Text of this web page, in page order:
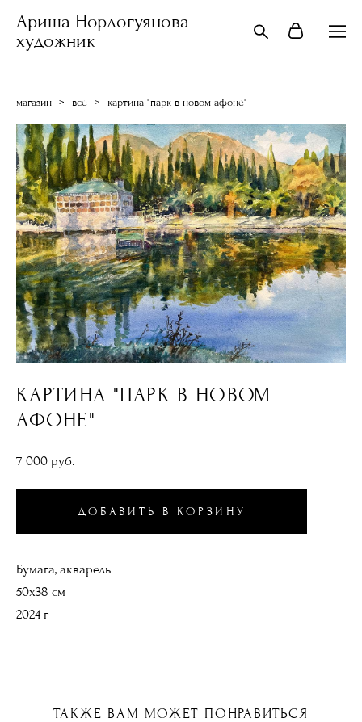
Ариша Норлогуянова -
художник
магазин > все > картина "парк в новом афоне"
КАРТИНА "ПАРК В НОВОМ
АФОНЕ"
7 000 pуб.
ДОБАВИТЬ В КОРЗИНУ
Бумага, акварель
50х38 см
2024 г
ТАКЖЕ ВАМ МОЖЕТ ПОНРАВИТЬСЯ